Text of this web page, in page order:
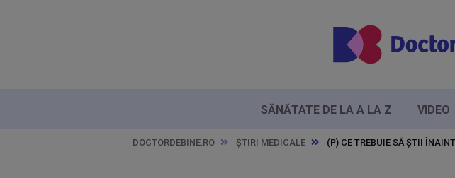
SĂNĂTATE DE LA A LA Z VIDEO
DOCTORDEBINE.RO ȘTIRI MEDICALE (P) CE TREBUIE SĂ ȘTII